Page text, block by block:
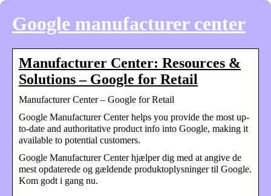
Google manufacturer center
Manufacturer Center: Resources &
Solutions – Google for Retail
Manufacturer Center – Google for Retail
Google Manufacturer Center helps you provide the most up-
to-date and authoritative product info into Google, making it
available to potential customers.
Google Manufacturer Center hjælper dig med at angive de
mest opdaterede og gældende produktoplysninger til Google.
Kom godt i gang nu.